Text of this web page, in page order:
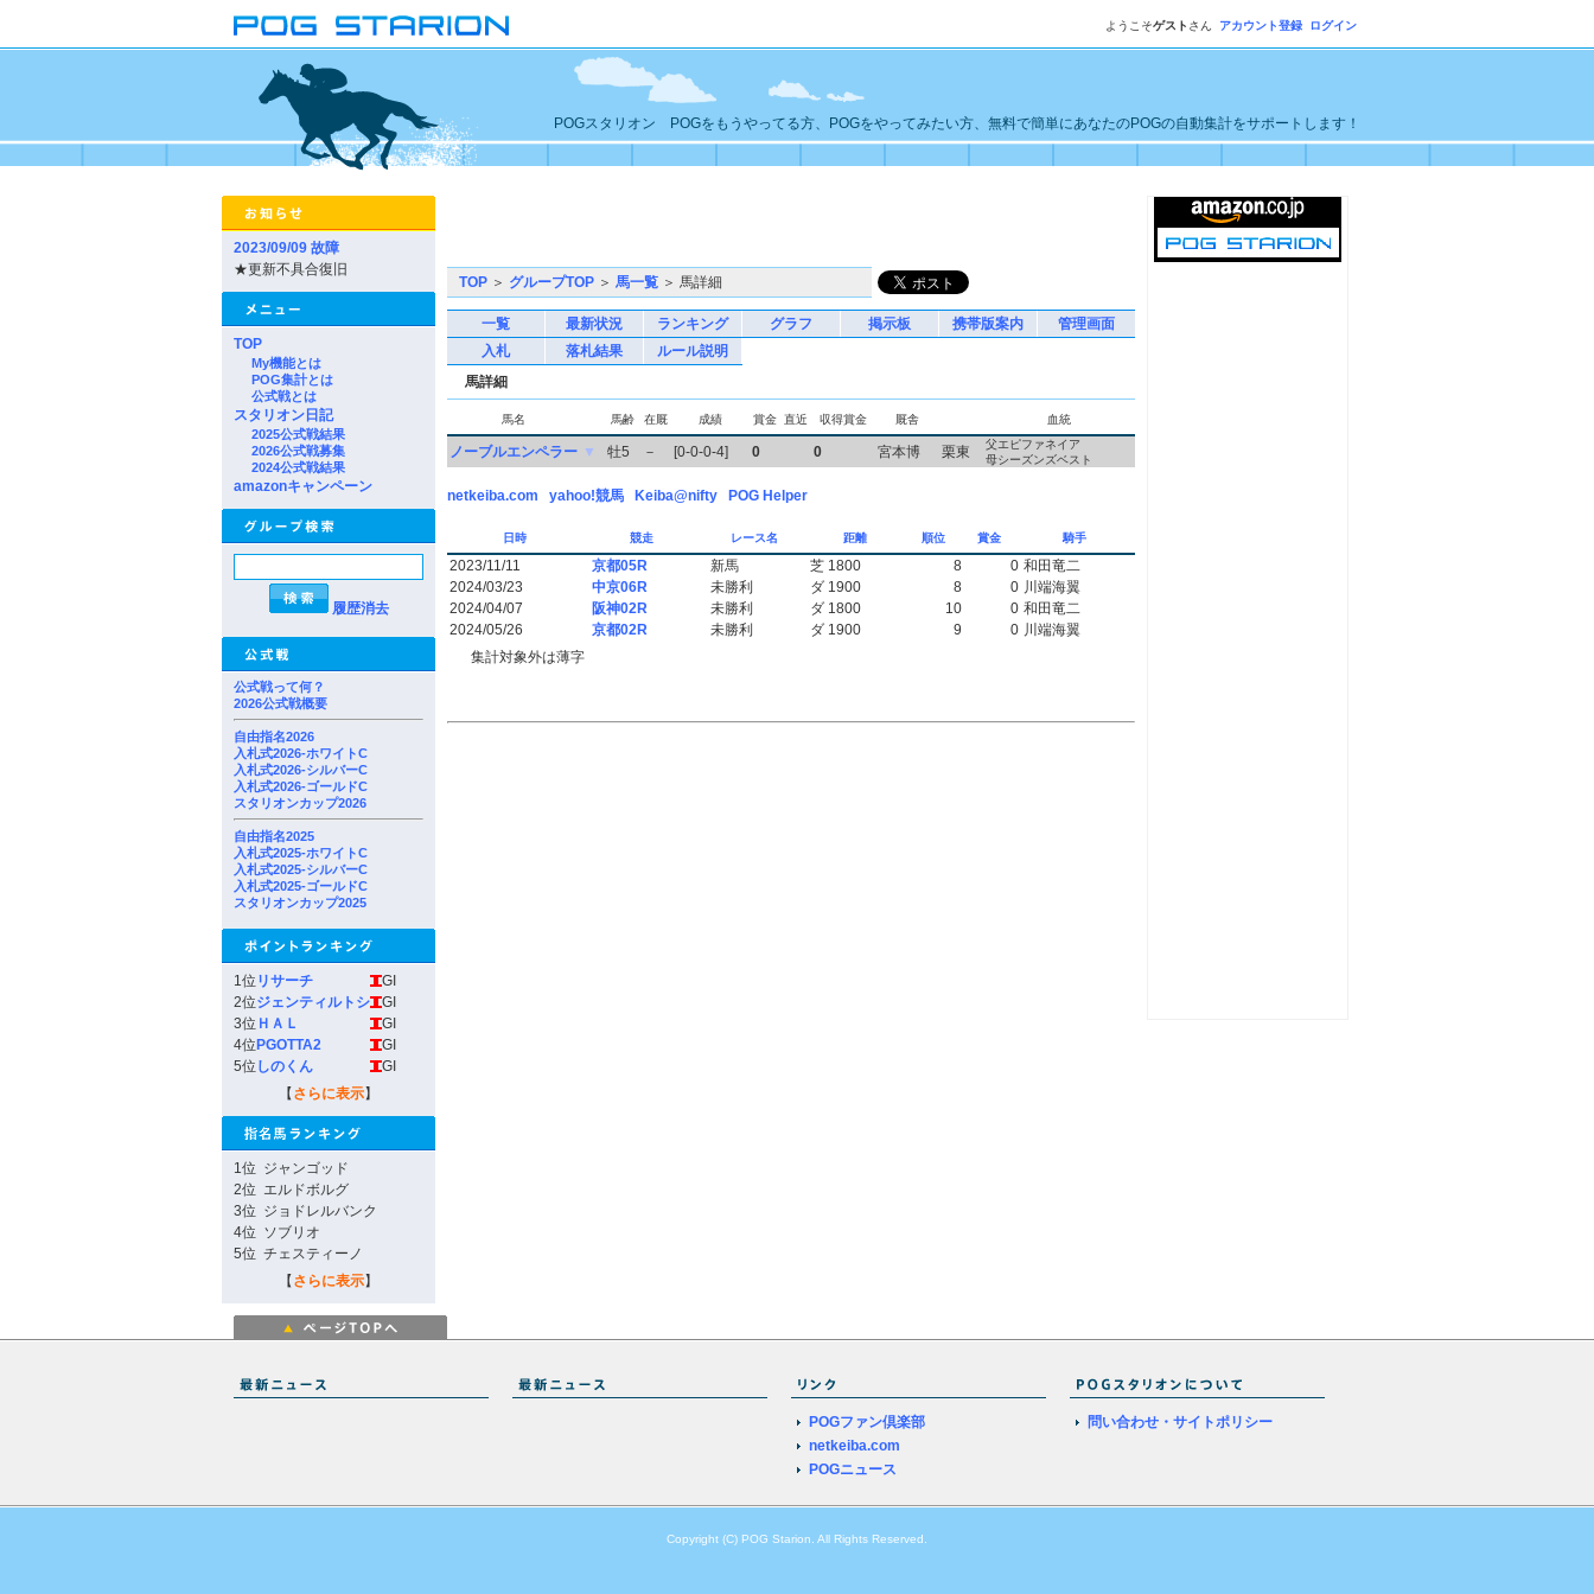
ようこそゲスト さん アカウント登録 ログイン
POGスタリオン POGをもうやってる方、POGをやってみたい方、無料で簡単にあなたのPOGの自動集計をサポートします！
2023/09/09 故障
★更新不具合復旧
TOP
My機能とは
POG集計とは
公式戦とは
スタリオン日記
2025公式戦結果
2026公式戦募集
2024公式戦結果
amazonキャンペーン
履歴消去
公式戦って何？
2026公式戦概要
自由指名2026
入札式2026-ホワイトC
入札式2026-シルバーC
入札式2026-ゴールドC
スタリオンカップ2026
自由指名2025
入札式2025-ホワイトC
入札式2025-シルバーC
入札式2025-ゴールドC
スタリオンカップ2025
1位 リサーチ
GI
2位ジェンティルトシ
GI
3位 ＨＡＬ
GI
4位 PGOTTA2
GI
5位 しのくん
GI
【 さらに表示】
1位 ジャンゴッド
2位 エルドボルグ
3位 ジョドレルバンク
4位 ソブリオ
5位 チェスティーノ
【 さらに表示】
TOP ＞ グループTOP ＞ 馬一覧 ＞ 馬詳細
一覧 最新状況 ランキング グラフ 掲示板 携帯版案内
管理画面
入札
落札結果
ルール説明
馬詳細
馬名 馬齢 在厩 成績 賞金 直近 収得賞金 厩舎 血統
ノーブルエンペラー ▼ 牡5 － [0-0-0-4] 0 0 宮本博 栗東
父エピファネイア
母シーズンズベスト
netkeiba.com yahoo!競馬 Keiba@nifty POG Helper
日時 競走 レース名 距離 順位 賞金 騎手
2023/11/11 京都05R 新馬 芝 1800 8 0 和田竜二
2024/03/23
中京06R 未勝利 ダ 1900 8 0 川端海翼
2024/04/07
阪神02R 未勝利 ダ 1800 10 0 和田竜二
2024/05/26
京都02R 未勝利 ダ 1900 9 0 川端海翼
集計対象外は薄字
POGファン倶楽部
netkeiba.com
POGニュース
問い合わせ・サイトポリシー
Copyright (C) POG Starion. All Rights Reserved.